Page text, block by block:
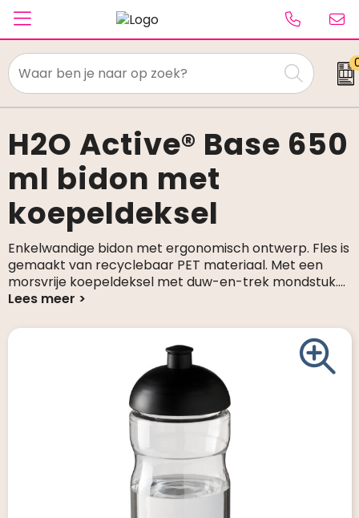
Textiel
Paraplu's
Caps & Beanies
Tassen
Drinkwaren
Schrijfwaren
H2O Active® Base 650
ml bidon met
koepeldeksel
Enkelwandige bidon met ergonomisch ontwerp. Fles is
gemaakt van recyclebaar PET materiaal. Met een
morsvrije koepeldeksel met duw-en-trek mondstuk....